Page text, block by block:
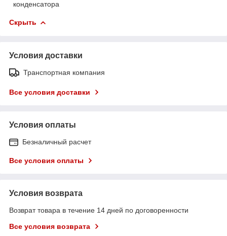
конденсатора
Скрыть
Условия доставки
Транспортная компания
Все условия доставки
Условия оплаты
Безналичный расчет
Все условия оплаты
Условия возврата
Возврат товара в течение 14 дней по договоренности
Все условия возврата